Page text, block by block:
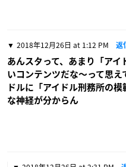
2018年12月26日 at 1:12 PM 返
あんスタって、あまり「ア
いコンテンツだな〜って思
ドルに「アイドル刑務所の
な神経が分からん